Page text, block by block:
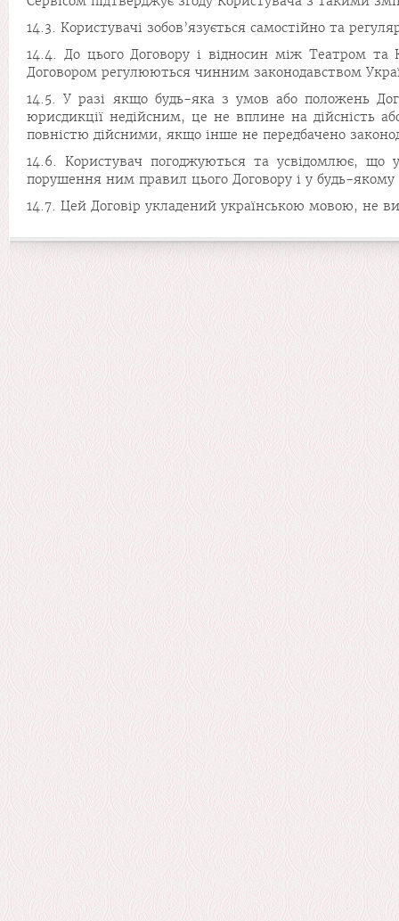
14.3. Користувачі зобов’язується самостійно та
14.4. До цього Договору і відносин між Театром та
Договором регулюються чинним законодавством
14.5. У разі якщо будь-яка з умов або положень
юрисдикції недійсним, це не вплине на дійсність
повністю дійсними, якщо інше не передбачено
14.6. Користувач погоджуються та усвідомлює,
порушення ним правил цього Договору і у будь-
14.7. Цей Договір укладений українською мовою, не